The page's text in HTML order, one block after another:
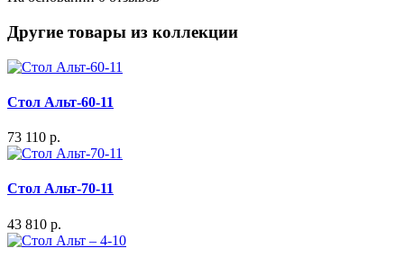
Другие товары из коллекции
Стол Альт-60-11
73 110 р.
Стол Альт-70-11
43 810 р.